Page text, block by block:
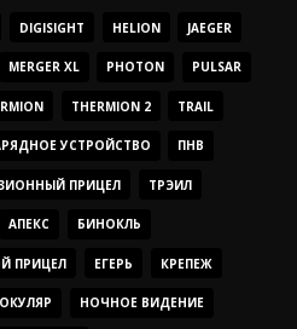
DIGISIGHT HELION JAEGER
MERGER XL PHOTON PULSAR
THERMION 2 TRAIL
УСТРОЙСТВО ПНВ
ПРИЦЕЛ ТРЭИЛ
АПЕКС БИНОКЛЬ
ПРИЦЕЛ ЕГЕРЬ КРЕПЕЖ
НОЧНОЕ ВИДЕНИЕ